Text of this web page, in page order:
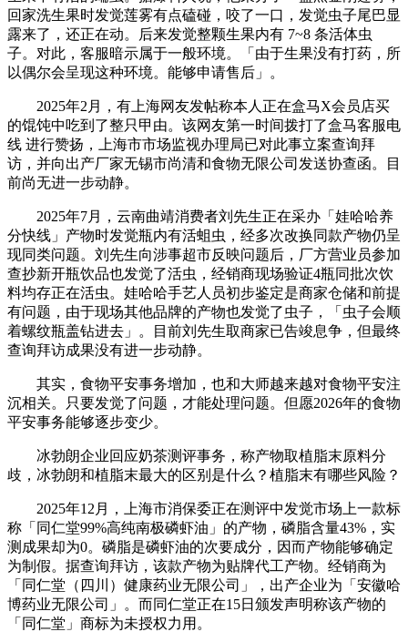
回家洗生果时发觉莲雾有点磕碰，咬了一口，发觉虫子尾巴显
露来了，还正在动。后来发觉整颗生果内有 7~8 条活体虫
子。对此，客服暗示属于一般环境。「由于生果没有打药，所
以偶尔会呈现这种环境。能够申请售后」。
2025年2月，有上海网友发帖称本人正在盒马X会员店买
的馄饨中吃到了整只甲由。该网友第一时间拨打了盒马客服电
线 进行赞扬，上海市市场监视办理局已对此事立案查询拜
访，并向出产厂家无锡市尚清和食物无限公司发送协查函。目
前尚无进一步动静。
2025年7月，云南曲靖消费者刘先生正在采办「娃哈哈养
分快线」产物时发觉瓶内有活蛆虫，经多次改换同款产物仍呈
现同类问题。刘先生向涉事超市反映问题后，厂方营业员参加
查抄新开瓶饮品也发觉了活虫，经销商现场验证4瓶同批次饮
料均存正在活虫。娃哈哈手艺人员初步鉴定是商家仓储和前提
有问题，由于现场其他品牌的产物也发觉了虫子，「虫子会顺
着螺纹瓶盖钻进去」。目前刘先生取商家已告竣息争，但最终
查询拜访成果没有进一步动静。
其实，食物平安事务增加，也和大师越来越对食物平安注
沉相关。只要发觉了问题，才能处理问题。但愿2026年的食物
平安事务能够逐步变少。
冰勃朗企业回应奶茶测评事务，称产物取植脂末原料分
歧，冰勃朗和植脂末最大的区别是什么？植脂末有哪些风险？
2025年12月，上海市消保委正在测评中发觉市场上一款标
称「同仁堂99%高纯南极磷虾油」的产物，磷脂含量43%，实
测成果却为0。磷脂是磷虾油的次要成分，因而产物能够确定
为制假。据查询拜访，该款产物为贴牌代工产物。经销商为
「同仁堂（四川）健康药业无限公司」，出产企业为「安徽哈
博药业无限公司」。而同仁堂正在15日颁发声明称该产物的
「同仁堂」商标为未授权力用。